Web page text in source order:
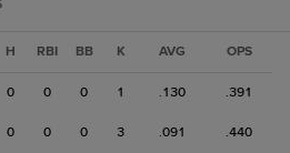
H RBI BB K AVG OPS
0 0 0 1 .130 .391
0 0 0 3 .091 .440